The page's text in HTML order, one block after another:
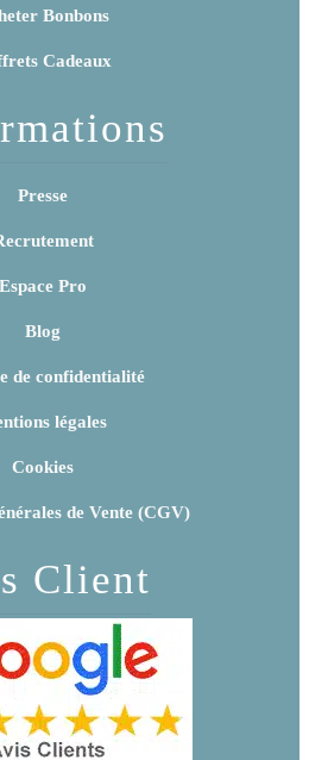
Bonbons
Cadeaux
Presse
Espace Pro
Blog
de confidentialité
légales
Cookies
de Vente (CGV)
Client